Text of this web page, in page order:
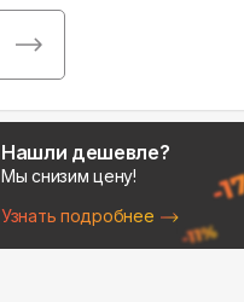
Поможем выбрать
место для монтажа:
В Telegram
Нашли дешевле?
Мы снизим цену!
Узнать подробнее